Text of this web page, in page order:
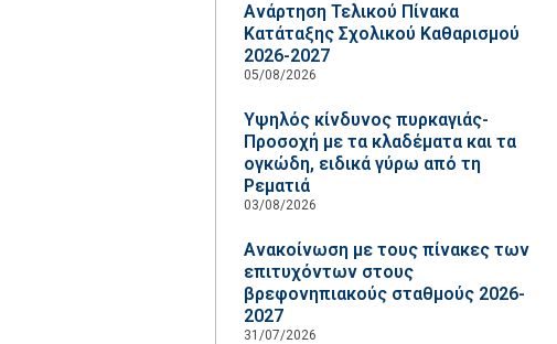
Ανάρτηση Τελικού Πίνακα
Κατάταξης Σχολικού Καθαρισμού
2026-2027
05/08/2026
Υψηλός κίνδυνος πυρκαγιάς-
Προσοχή με τα κλαδέματα και τα
ογκώδη, ειδικά γύρω από τη
Ρεματιά
03/08/2026
Ανακοίνωση με τους πίνακες των
επιτυχόντων στους
βρεφονηπιακούς σταθμούς 2026-
2027
31/07/2026